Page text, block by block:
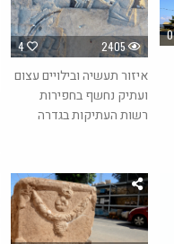
4 2405
איזור תעשיה ובילויים עצום
ועתיק נחשף בחפירות
רשות העתיקות בגדרה
0